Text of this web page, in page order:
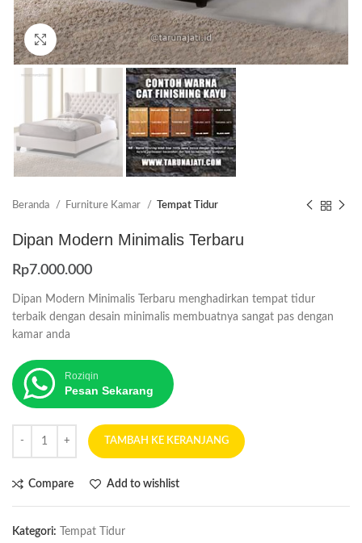
Click to enlarge
Beranda Furniture Kamar Tempat Tidur
Dipan Modern Minimalis Terbaru
Rp7.000.000
Dipan Modern Minimalis Terbaru menghadirkan tempat tidur
terbaik dengan desain minimalis membuatnya sangat pas dengan
kamar anda
Roziqin
Pesan Sekarang
TAMBAH KE KERANJANG
Compare Add to wishlist
Kategori: Tempat Tidur